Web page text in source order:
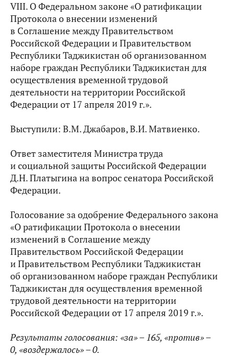
VIII. О Федеральном законе «О ратификации
Протокола о внесении изменений
в Соглашение между Правительством
Российской Федерации и Правительством
Республики Таджикистан об организованном
наборе граждан Республики Таджикистан для
осуществления временной трудовой
деятельности на территории Российской
Федерации от 17 апреля 2019 г.».
Выступили: В.М. Джабаров, В.И. Матвиенко.
Ответ заместителя Министра труда
и социальной защиты Российской Федерации
Д.Н. Платыгина на вопрос сенатора Российской
Федерации.
Голосование за одобрение Федерального закона
«О ратификации Протокола о внесении
изменений в Соглашение между
Правительством Российской Федерации
и Правительством Республики Таджикистан
об организованном наборе граждан Республики
Таджикистан для осуществления временной
трудовой деятельности на территории
Российской Федерации от 17 апреля 2019 г.».
Результаты голосования: «за» – 165, «против» –
0, «воздержалось» – 0.